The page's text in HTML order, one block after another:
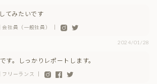
てみたいです
会社員（一般社員） ｜
2024/01/28
す。しっかりレポートします。
フリーランス ｜